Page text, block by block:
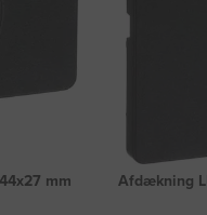
mm
Afdækning